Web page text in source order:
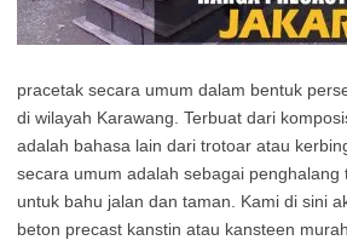
pracetak secara umum dalam bentuk
di wilayah Karawang. Terbuat dari
adalah bahasa lain dari trotoar atau
secara umum adalah sebagai penghalang
untuk bahu jalan dan taman. Kami di sini
beton precast kanstin atau kansteen